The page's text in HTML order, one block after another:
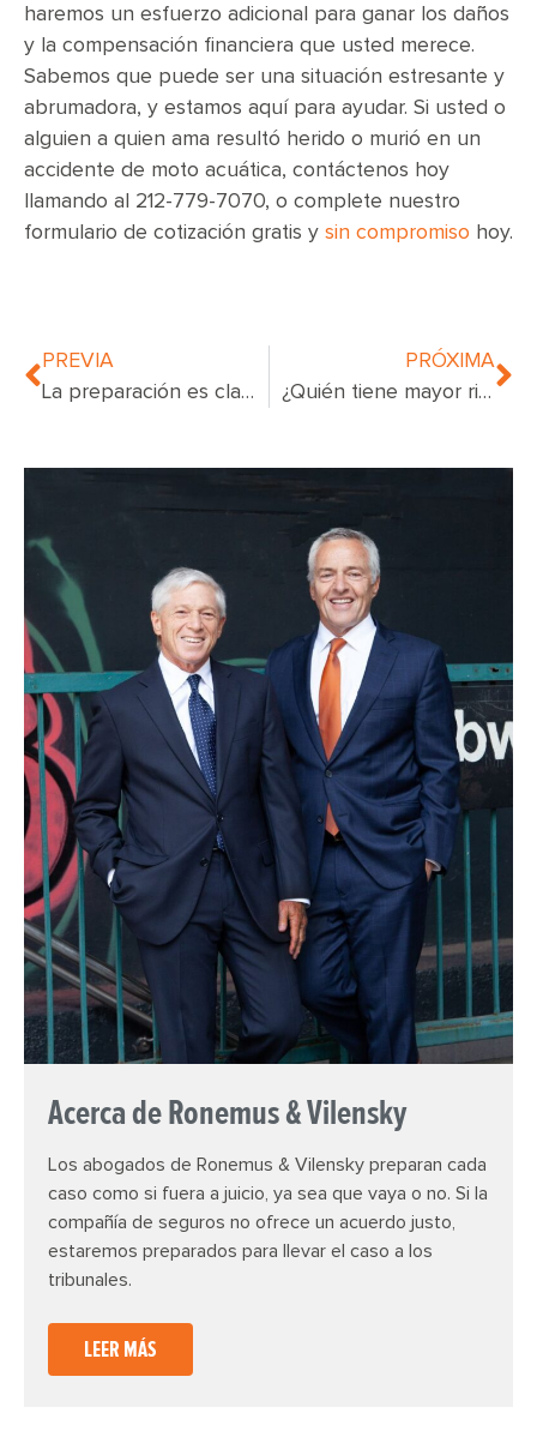
Acerca de Ronemus & Vilensky
Los abogados de Ronemus & Vilensky preparan cada
caso como si fuera a juicio, ya sea que vaya o no. Si la
compañía de seguros no ofrece un acuerdo justo,
estaremos preparados para llevar el caso a los
tribunales.
LEER MÁS
haremos un esfuerzo adicional para ganar los daños
y la compensación financiera que usted merece.
Sabemos que puede ser una situación estresante y
abrumadora, y estamos aquí para ayudar. Si usted o
alguien a quien ama resultó herido o murió en un
accidente de moto acuática, contáctenos hoy
llamando al 212-779-7070, o complete nuestro
formulario de cotización gratis y sin compromiso hoy.
PREVIA
La preparación es clave para sobrevivir a un incendio en un apartamento de Nueva York
PRÓXIMA
¿Quién tiene mayor riesgo de contraer la enfermedad de Lyme?